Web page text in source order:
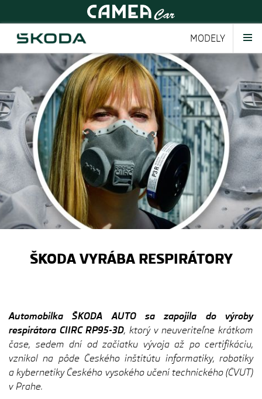
MODELY
ŠKODA VYRÁBA RESPIRÁTORY
Automobilka ŠKODA AUTO sa zapojila do výroby
respirátora CIIRC RP95-3D, ktorý v neuveriteľne krátkom
čase, sedem dní od začiatku vývoja až po certifikáciu,
vznikol na pôde Českého inštitútu informatiky, robotiky
a kybernetiky Českého vysokého učení technického (ČVUT)
v Prahe.